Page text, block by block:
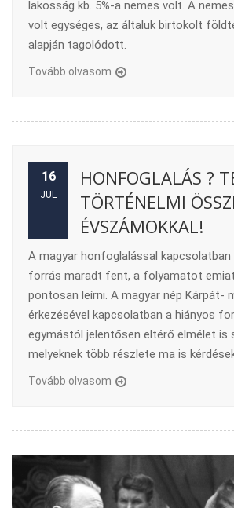
lakosság kb. 5%-a nemes volt. A
volt egységes, az általuk birtokolt
alapján tagolódott.
Tovább olvasom
16
JUL
HONFOGLALÁS ?
TÖRTÉNELMI
ÉVSZÁMOKKAL!
A magyar honfoglalással kapcsolatban
forrás maradt fent, a folyamatot
pontosan leírni. A magyar nép Kárpát-
érkezésével kapcsolatban a hiányos
egymástól jelentősen eltérő elmélet is
melyeknek több részlete ma is
Tovább olvasom